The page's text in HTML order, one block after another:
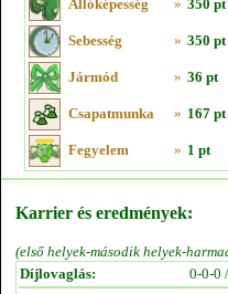
Állóképesség » 350 pt
Sebesség » 350 pt
Jármód » 36 pt
Csapatmunka » 167 pt
Fegyelem » 1 pt
Karrier és eredmények:
(első helyek-második helyek-
Díjlovaglás:
0-0-0 /